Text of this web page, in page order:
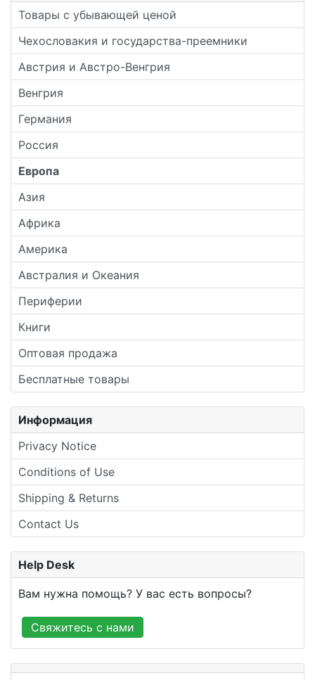
Товары с убывающей ценой
Чехословакия и государства-преемники
Австрия и Австро-Венгрия
Венгрия
Германия
Россия
Европа
Азия
Африка
Америка
Австралия и Океания
Периферии
Книги
Оптовая продажа
Бесплатные товары
Информация
Privacy Notice
Conditions of Use
Shipping & Returns
Contact Us
Help Desk
Вам нужна помощь? У вас есть вопросы?
Свяжитесь с нами